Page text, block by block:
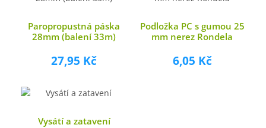
Paropropustná páska
28mm (balení 33m)
27,95 Kč
Podložka PC s gumou 25
mm nerez Rondela
6,05 Kč
Vysátí a zatavení